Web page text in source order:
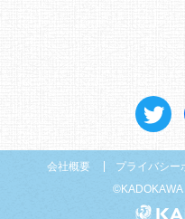
会社概要 プライバシー
©KADOKAWA